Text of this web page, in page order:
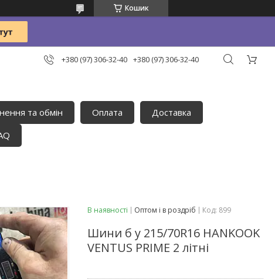
Кошик
+380 (97) 306-32-40 +380 (97) 306-32-40
та обмін Оплата
Доставка
В наявності Оптом і в роздріб Код: 899
Шини б у 215/70R16 HANKOOK
VENTUS PRIME 2 літні